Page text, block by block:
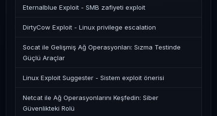
Eternalblue Exploit - SMB zafiyeti exploit
DirtyCow Exploit - Linux privilege escalation
Socat ile Gelişmiş Ağ Operasyonları: Sızma Testinde
Güçlü Araçlar
Linux Exploit Suggester - Sistem exploit önerisi
Netcat ile Ağ Operasyonlarını Keşfedin: Siber
Güvenlikteki Rolü